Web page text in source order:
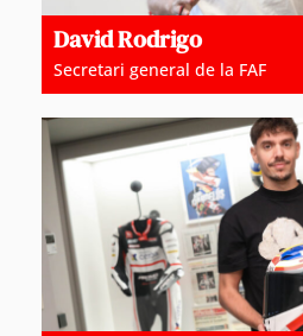
David Rodrigo
Secretari general de la FAF